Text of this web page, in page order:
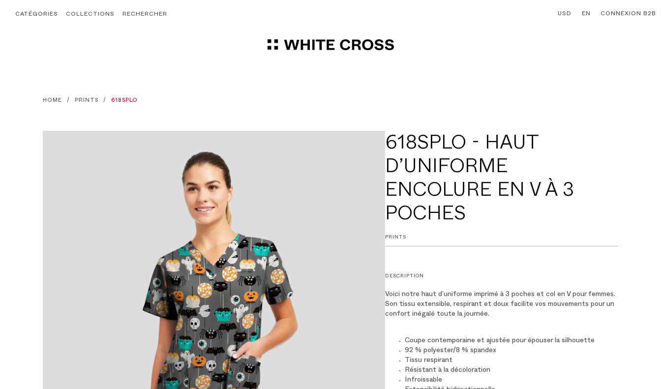
CATÉGORIES COLLECTIONS RECHERCHER USD EN CONNEXION B2B
HOME PRINTS 618SPLO
618SPLO - HAUT
D’UNIFORME
ENCOLURE EN V À 3
POCHES
PRINTS
DESCRIPTION
Voici notre haut d’uniforme imprimé à 3 poches et col en V pour femmes.
Son tissu extensible, respirant et doux facilite vos mouvements pour un
confort inégalé toute la journée.
Coupe contemporaine et ajustée pour épouser la silhouette
92 % polyester/8 % spandex
Tissu respirant
Résistant à la décoloration
Infroissable